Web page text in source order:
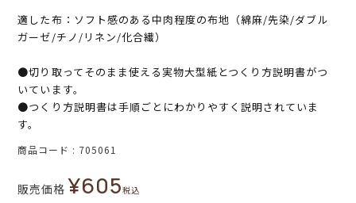
適した布：ソフト感のある中肉程度の布地（綿麻/先染/ダブル
ガーゼ/チノ/リネン/化合繊）
●切り取ってそのまま使える実物大型紙とつくり方説明書がつ
いています。
●つくり方説明書は手順ごとにわかりやすく説明されていま
す。
商品コード 705061
販売価格 ¥605税込